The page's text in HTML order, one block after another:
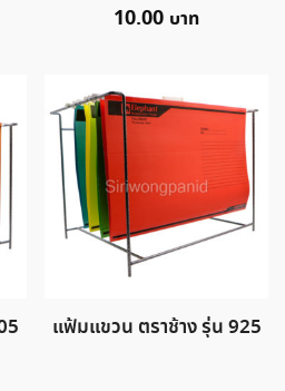
10.00
แฟ้มแขวน ตราช้าง รุ่น 925